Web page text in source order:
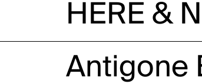
HERE &
Antigone